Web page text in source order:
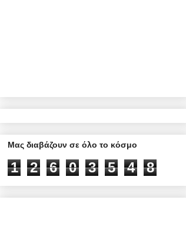
Μας διαβάζουν σε όλο το κόσμο
1 2 6 0 3 5 4 8